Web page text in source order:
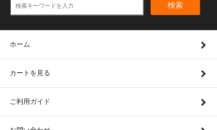
検索
ホーム
カートを見る
ご利用ガイド